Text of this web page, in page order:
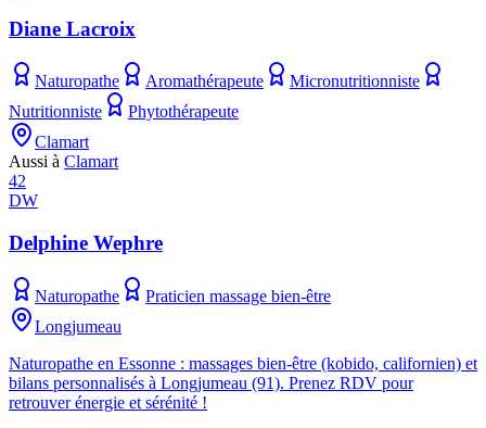
Diane Lacroix
Naturopathe Aromathérapeute
Micronutritionniste
Nutritionniste
Phytothérapeute
Clamart
Aussi à Clamart
42
DW
Delphine Wephre
Naturopathe
Praticien massage bien-être
Longjumeau
Naturopathe en Essonne : massages bien-être (kobido, californien) et
bilans personnalisés à Longjumeau (91). Prenez RDV pour
retrouver énergie et sérénité !